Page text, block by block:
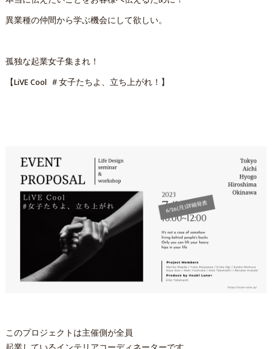
異業種の仲間から学ぶ機会にして欲しい。
孤独な起業女子集まれ！
【LiVE Cool ＃女子たちよ、立ち上がれ！】
このプロジェクトは主催側が全員